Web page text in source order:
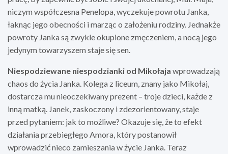
niczym współczesna Penelopa, wyczekuje powrotu Janka,
łaknąc jego obecności i marząc o założeniu rodziny. Jednakże
powroty Janka są zwykle okupione zmęczeniem, a nocą jego
jedynym towarzyszem staje się sen.
Niespodziewane niespodzianki od Mikołaja wprowadzają
chaos do życia Janka. Kolega z liceum, znany jako Mikołaj,
dostarcza mu nieoczekiwany prezent – troje dzieci, każde z
inną matką. Janek, zaskoczony i zdezorientowany, staje
przed pytaniem: jak to możliwe? Okazuje się, że to efekt
działania przebiegłego Amora, który postanowił
wprowadzić nieco zamieszania w życie Janka. Teraz